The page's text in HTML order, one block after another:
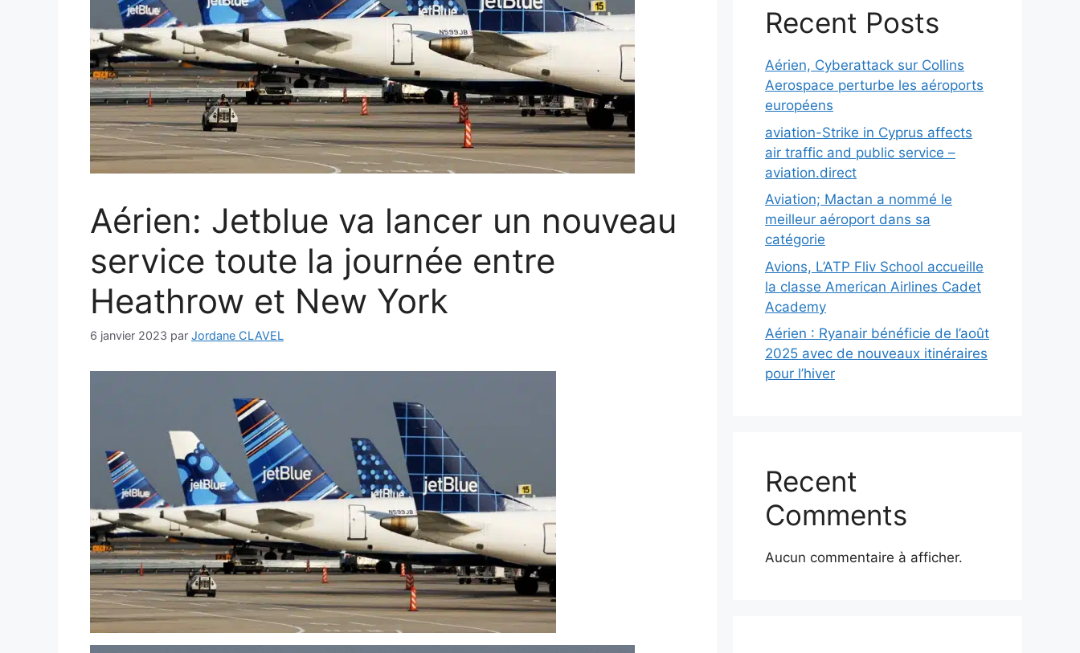
Aérien: Jetblue va lancer un nouveau
service toute la journée entre
Heathrow et New York
6 janvier 2023 par Jordane CLAVEL
Recent Posts
Aérien, Cyberattack sur Collins
Aerospace perturbe les aéroports
européens
aviation-Strike in Cyprus affects
air traffic and public service –
aviation.direct
Aviation; Mactan a nommé le
meilleur aéroport dans sa
catégorie
Avions, L’ATP Fliv School accueille
la classe American Airlines Cadet
Academy
Aérien : Ryanair bénéficie de l’août
2025 avec de nouveaux itinéraires
pour l’hiver
Recent
Comments
Aucun commentaire à afficher.